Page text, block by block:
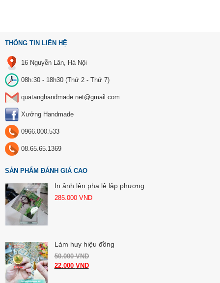
THÔNG TIN LIÊN HỆ
16 Nguyễn Lân, Hà Nội
08h:30 - 18h30 (Thứ 2 - Thứ 7)
quatanghandmade.net@gmail.com
Xưởng Handmade
0966.000.533
08.65.65.1369
SẢN PHẨM ĐÁNH GIÁ CAO
In ảnh lên pha lê lập phương
285.000 VND
Làm huy hiệu đồng
50.000VND
22.000 VND